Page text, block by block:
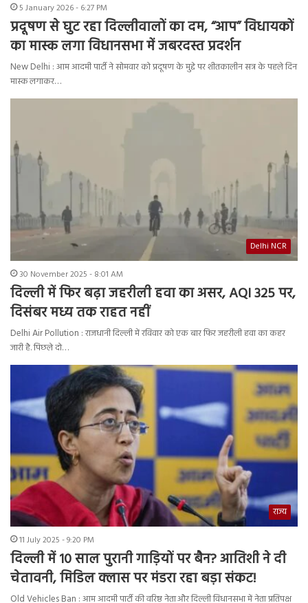
5 January 2026 - 6:27 PM
प्रदूषण से घुट रहा दिल्लीवालों का दम, “आप” विधायकों
का मास्क लगा विधानसभा में जबरदस्त प्रदर्शन
New Delhi : आम आदमी पार्टी ने सोमवार को प्रदूषण के मुद्दे पर शीतकालीन सत्र के पहले दिन
मास्क लगाकर…
Delhi NCR
30 November 2025 - 8:01 AM
दिल्ली में फिर बढ़ा जहरीली हवा का असर, AQI 325 पर,
दिसंबर मध्य तक राहत नहीं
Delhi Air Pollution : राजधानी दिल्ली में रविवार को एक बार फिर जहरीली हवा का कहर
जारी है. पिछले दो…
राज्य
11 July 2025 - 9:20 PM
दिल्ली में 10 साल पुरानी गाड़ियों पर बैन? आतिशी ने दी
चेतावनी, मिडिल क्लास पर मंडरा रहा बड़ा संकट!
Old Vehicles Ban : आम आदमी पार्टी की वरिष्ठ नेता और दिल्ली विधानसभा में नेता प्रतिपक्ष